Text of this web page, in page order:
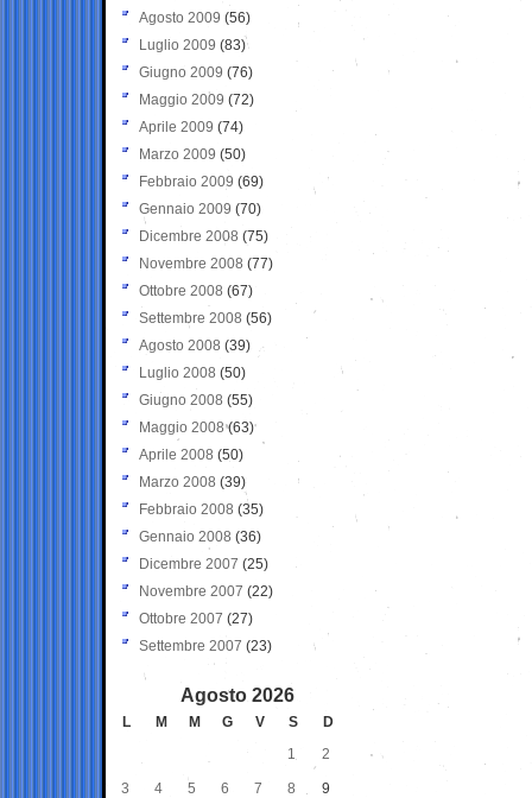
Agosto 2009 (56)
Luglio 2009 (83)
Giugno 2009 (76)
Maggio 2009 (72)
Aprile 2009 (74)
Marzo 2009 (50)
Febbraio 2009 (69)
Gennaio 2009 (70)
Dicembre 2008 (75)
Novembre 2008 (77)
Ottobre 2008 (67)
Settembre 2008 (56)
Agosto 2008 (39)
Luglio 2008 (50)
Giugno 2008 (55)
Maggio 2008(63)
Aprile 2008 (50)
Marzo 2008 (39)
Febbraio 2008 (35)
Gennaio 2008 (36)
Dicembre 2007 (25)
Novembre 2007 (22)
Ottobre 2007 (27)
Settembre 2007 (23)
Agosto 2026
L M M G V S
D
1
2
3 4 5 6 7 8 9